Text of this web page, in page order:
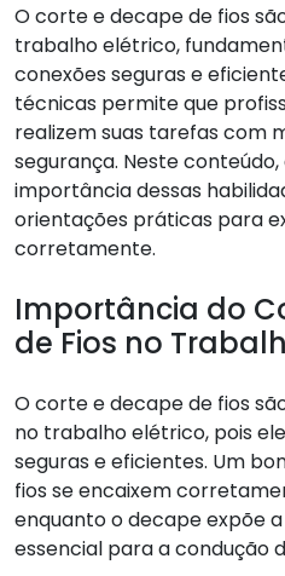
O corte e decape de fios
trabalho elétrico,
conexões seguras e
técnicas permite que
realizem suas tarefas com
segurança. Neste
importância dessas
orientações práticas para
corretamente.
Importância do
de Fios no
O corte e decape de fios
no trabalho elétrico, pois
seguras e eficientes. Um
fios se encaixem
enquanto o decape expõe
essencial para a condução